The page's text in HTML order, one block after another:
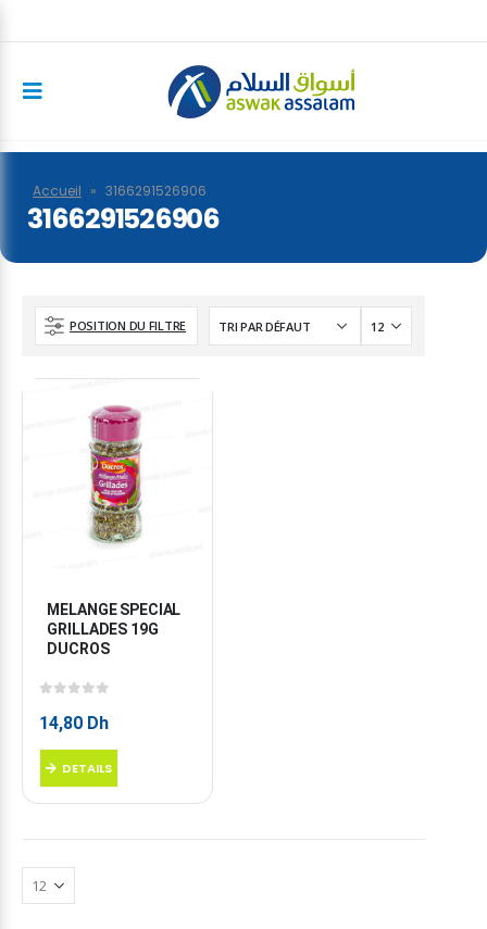
Accueil » 3166291526906
3166291526906
POSITION DU FILTRE
MELANGE SPECIAL
GRILLADES 19G
DUCROS
14,80 Dh
DETAILS